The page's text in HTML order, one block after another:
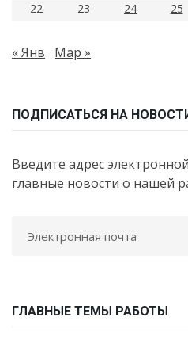
22
23 24 25
« Янв Мар »
ПОДПИСАТЬСЯ НА
Введите адрес
главные новости о нашей
ГЛАВНЫЕ ТЕМЫ РАБОТЫ